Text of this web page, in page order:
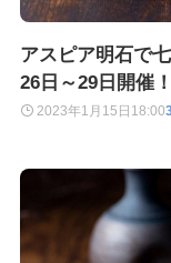
アスピア明石で
26日～29日開催！
2023年1月15日 18:00